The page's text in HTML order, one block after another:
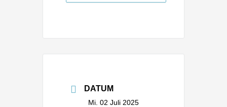
DATUM
Mi. 02 Juli 2025